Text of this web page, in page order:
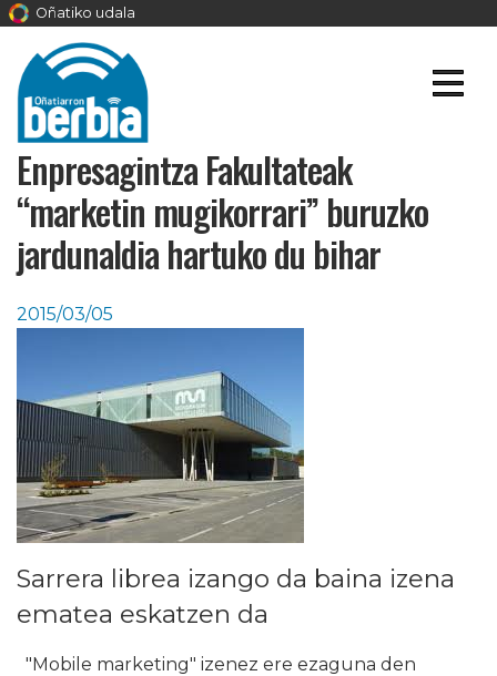
Oñatiko udala
Enpresagintza Fakultateak
“marketin mugikorrari” buruzko
jardunaldia hartuko du bihar
2015/03/05
Sarrera librea izango da baina izena
ematea eskatzen da
"Mobile marketing" izenez ere ezaguna den